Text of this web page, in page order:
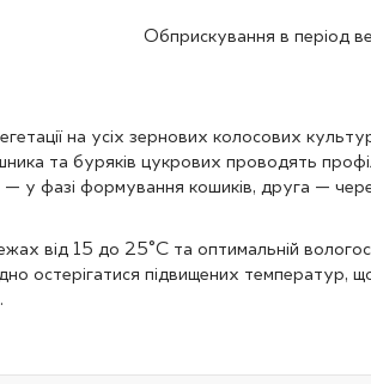
Обприскування в період
на усіх зернових колосових
та буряків цукрових проводять
у фазі формування кошиків, друга —
від 15 до 25°С та оптимальній
остерігатися підвищених